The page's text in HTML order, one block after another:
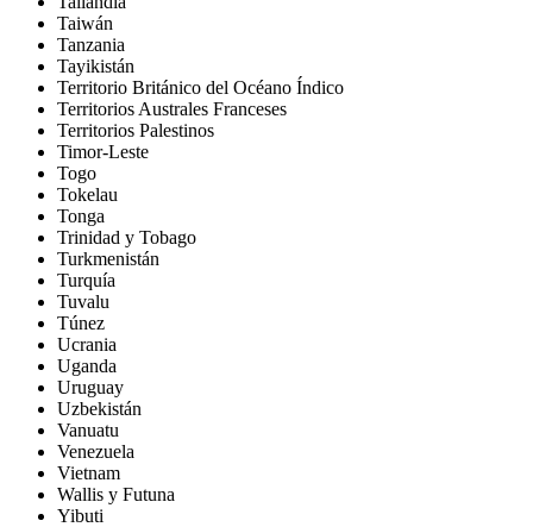
Taiwán
Tanzania
Tayikistán
Territorio Británico del Océano Índico
Territorios Australes Franceses
Territorios Palestinos
Timor-Leste
Togo
Tokelau
Tonga
Trinidad y Tobago
Turkmenistán
Turquía
Tuvalu
Túnez
Ucrania
Uganda
Uruguay
Uzbekistán
Vanuatu
Venezuela
Vietnam
Wallis y Futuna
Yibuti